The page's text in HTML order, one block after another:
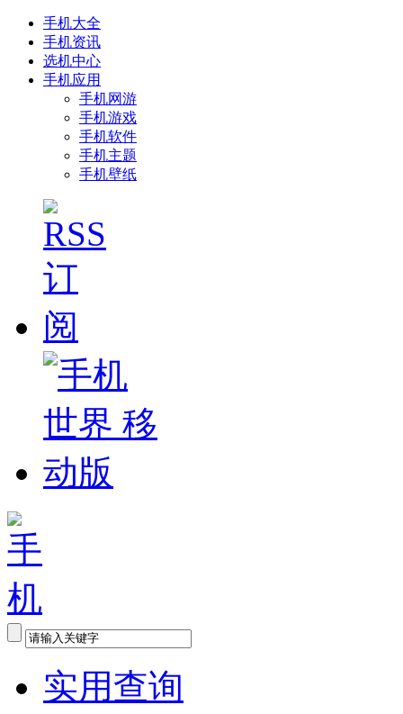
手机大全
手机资讯
选机中心
手机应用
手机网游
手机游戏
手机软件
手机主题
手机壁纸
实用查询